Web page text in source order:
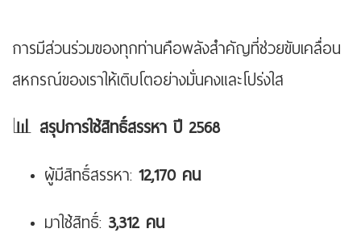
การมีส่วนร่วมของทุกท่านคือพลังสำคัญที่ช่วยขับเคลื่อน
สหกรณ์ของเราให้เติบโตอย่างมั่นคงและโปร่งใส
📊 สรุปการใช้สิทธิ์สรรหา ปี 2568
ผู้มีสิทธิ์สรรหา: 12,170 คน
มาใช้สิทธิ์: 3,312 คน